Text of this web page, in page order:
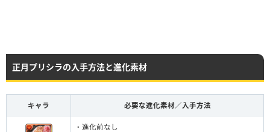
正月プリシラの入手方法と進化素材
キャラ 必要な進化素材／入手方法
・進化前なし